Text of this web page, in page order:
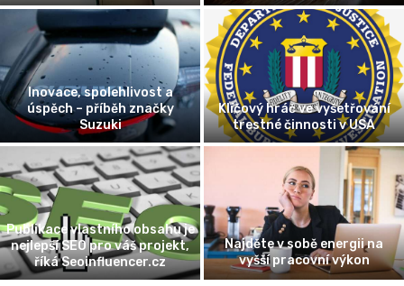
Inovace, spolehlivost a
úspěch – příběh značky
Suzuki
Klíčový hráč ve vyšetřování
trestné činnosti v USA
Publikace vlastního obsahu je
nejlepší SEO pro váš projekt,
říká Seoinfluencer.cz
Najděte v sobě energii na
vyšší pracovní výkon